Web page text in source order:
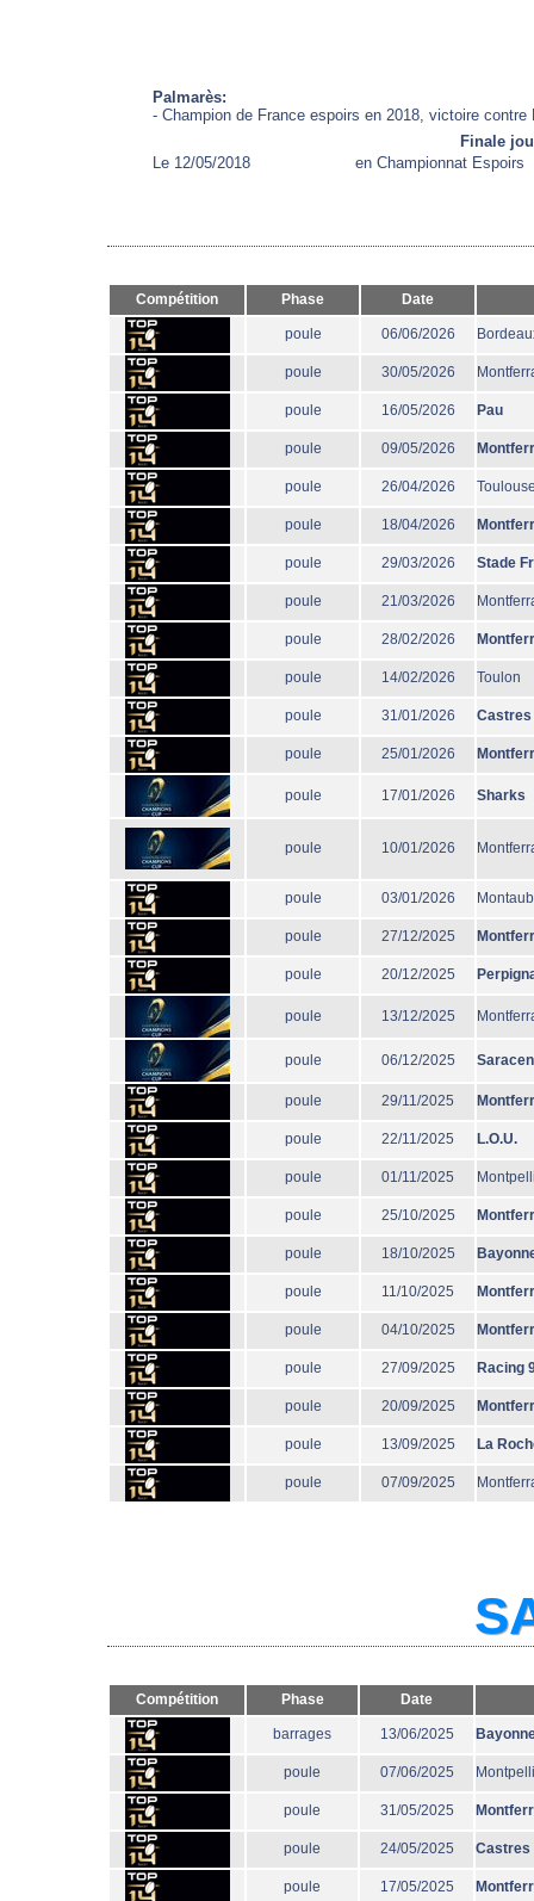
Palmarès:
- Champion de France espoirs en 2018, victoire contre
Finale
Le 12/05/2018
en Championnat Espoirs
Compétition Phase Date
poule 06/06/2026
poule 30/05/2026
poule 16/05/2026 Pau
poule 09/05/2026
poule 26/04/2026
poule 18/04/2026
poule 29/03/2026 Stade
poule 21/03/2026
poule 28/02/2026
poule 14/02/2026 Toulon
poule 31/01/2026 Castres
poule 25/01/2026
poule 17/01/2026 Sharks
poule 10/01/2026
poule 03/01/2026
poule 27/12/2025
poule 20/12/2025
poule 13/12/2025
poule 06/12/2025
poule 29/11/2025
poule 22/11/2025 L.O.U.
poule 01/11/2025
poule 25/10/2025
poule 18/10/2025
poule 11/10/2025
poule 04/10/2025
poule 27/09/2025 Racing
poule 20/09/2025
poule 13/09/2025 La
poule 07/09/2025
Compétition Phase Date
barrages 13/06/2025
poule 07/06/2025
poule 31/05/2025
poule 24/05/2025 Castres
poule 17/05/2025